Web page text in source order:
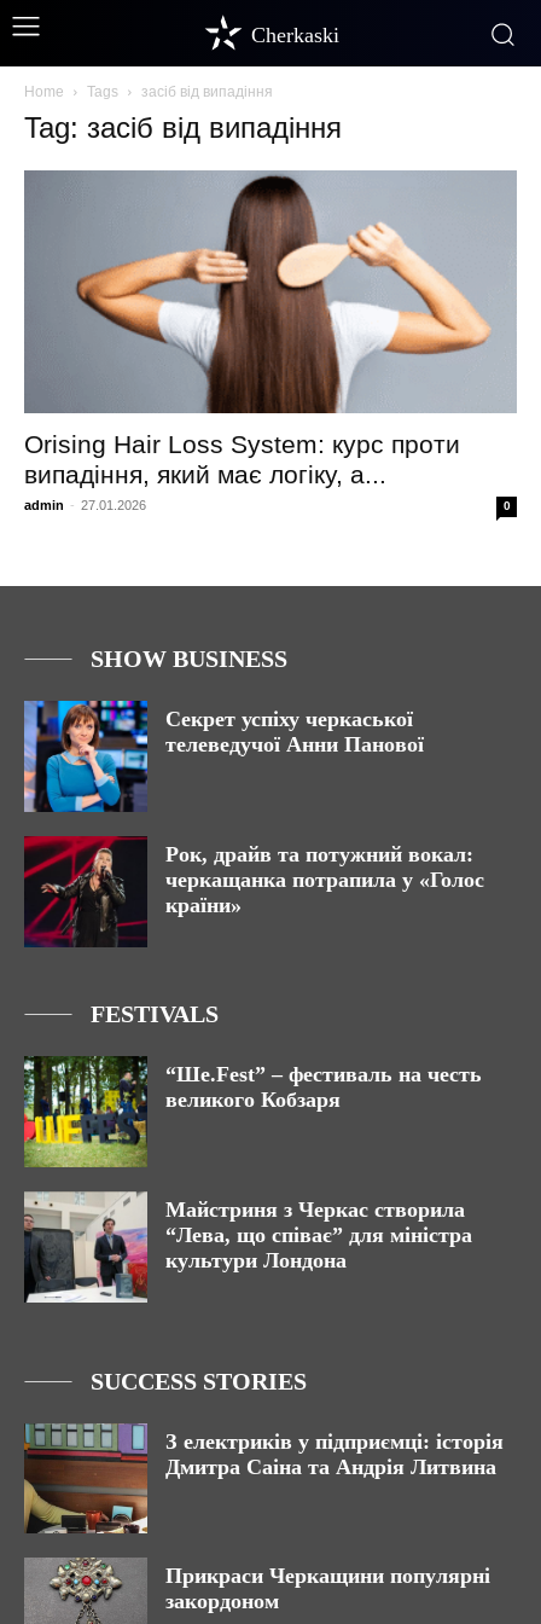
Cherkaski
Home Tags засіб від випадіння
Tag: засіб від випадіння
Orising Hair Loss System: курс проти
випадіння, який має логіку, а...
admin - 27.01.2026 0
SHOW BUSINESS
Секрет успіху черкаської
телеведучої Анни Панової
Рок, драйв та потужний вокал:
черкащанка потрапила у «Голос
країни»
FESTIVALS
“Ше.Fest” – фестиваль на честь
великого Кобзаря
Майстриня з Черкас створила
“Лева, що співає” для міністра
культури Лондона
SUCCESS STORIES
З електриків у підприємці: історія
Дмитра Саіна та Андрія Литвина
Прикраси Черкащини популярні
закордоном